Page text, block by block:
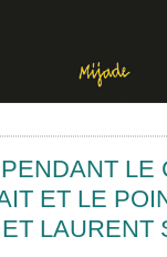
LE
ET LE
LAURENT